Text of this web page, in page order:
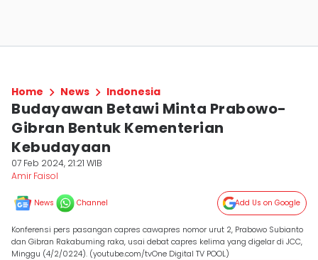
Home News Indonesia
Budayawan Betawi Minta Prabowo-
Gibran Bentuk Kementerian
Kebudayaan
07 Feb 2024, 21:21 WIB
Amir Faisol
News Channel Add Us on Google
Konferensi pers pasangan capres cawapres nomor urut 2, Prabowo Subianto
dan Gibran Rakabuming raka, usai debat capres kelima yang digelar di JCC,
Minggu (4/2/0224). (youtube.com/tvOne Digital TV POOL)